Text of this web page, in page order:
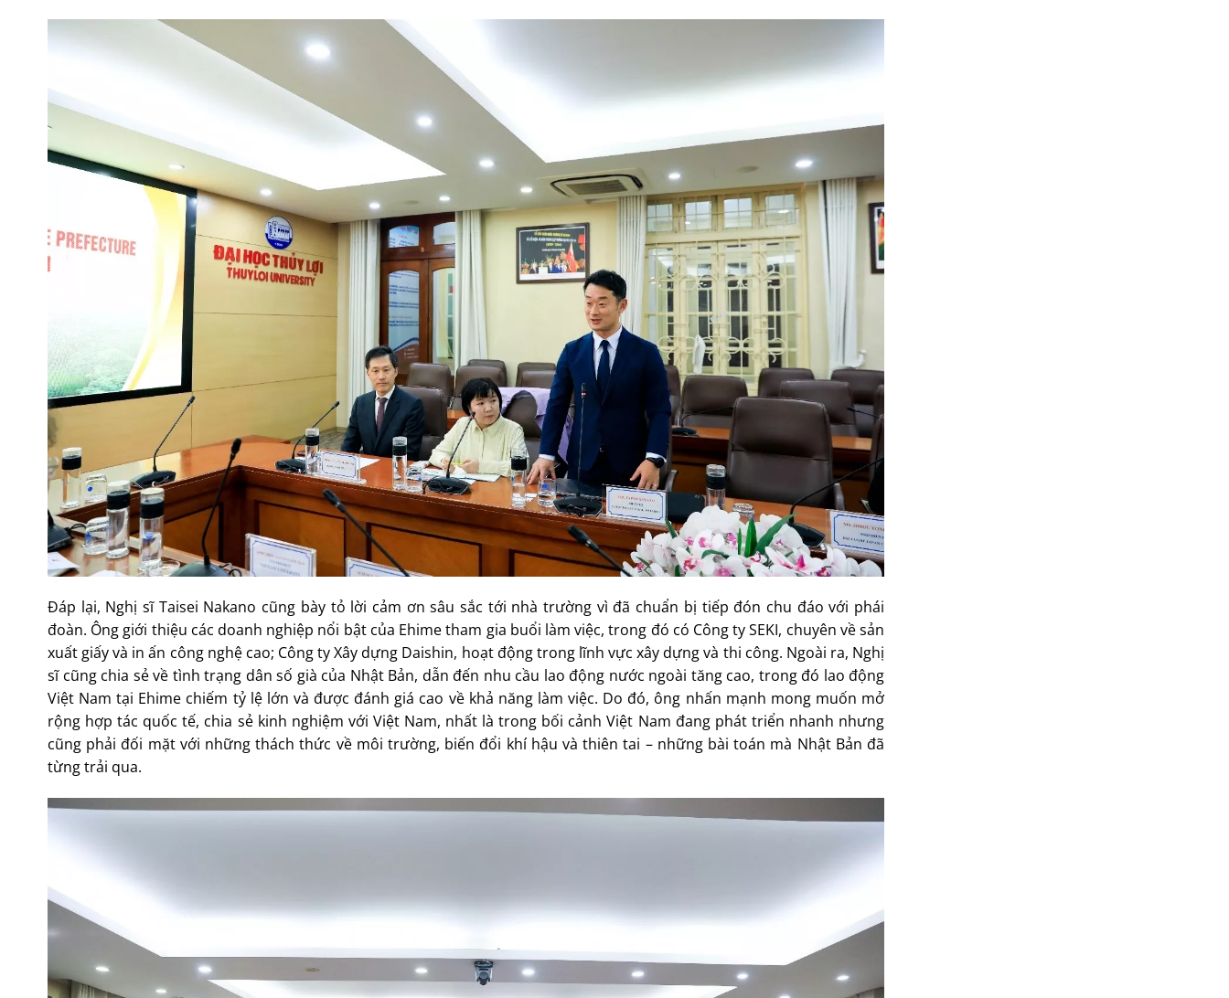
Đáp lại, Nghị sĩ Taisei Nakano cũng bày tỏ lời cảm ơn sâu sắc tới nhà trường vì đã chuẩn bị tiếp đón chu đáo với phái
đoàn. Ông giới thiệu các doanh nghiệp nổi bật của Ehime tham gia buổi làm việc, trong đó có Công ty SEKI, chuyên về sản
xuất giấy và in ấn công nghệ cao; Công ty Xây dựng Daishin, hoạt động trong lĩnh vực xây dựng và thi công. Ngoài ra, Nghị
sĩ cũng chia sẻ về tình trạng dân số già của Nhật Bản, dẫn đến nhu cầu lao động nước ngoài tăng cao, trong đó lao động
Việt Nam tại Ehime chiếm tỷ lệ lớn và được đánh giá cao về khả năng làm việc. Do đó, ông nhấn mạnh mong muốn mở
rộng hợp tác quốc tế, chia sẻ kinh nghiệm với Việt Nam, nhất là trong bối cảnh Việt Nam đang phát triển nhanh nhưng
cũng phải đối mặt với những thách thức về môi trường, biến đổi khí hậu và thiên tai – những bài toán mà Nhật Bản đã
từng trải qua.